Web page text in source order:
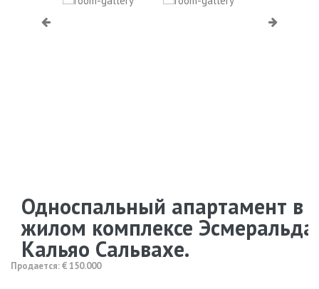
Односпальный апартамент в
жилом комплексе Эсмеральда,
Кальяо Сальвахе.
Продается: € 150.000